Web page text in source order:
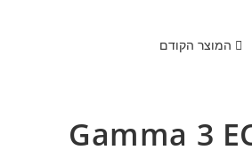
המוצר הקודם
Gamma 3